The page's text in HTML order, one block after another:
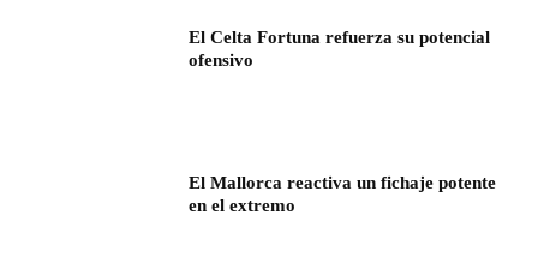
El Celta Fortuna refuerza su potencial
ofensivo
El Mallorca reactiva un fichaje potente
en el extremo